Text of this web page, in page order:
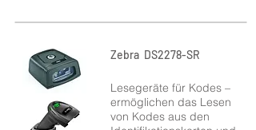
Zebra DS2278-SR
Lesegeräte für Kodes –
ermöglichen das Lesen
von Kodes aus den